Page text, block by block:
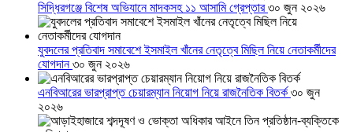
সিদ্ধিরগঞ্জে বিশেষ অভিযানে মাদকসহ ১১ আসামি গ্রেপ্তার৩০ জুন ২০২৬
যুবদলের প্রতিবাদ সমাবেশে ইসমাইল খাঁনের নেতৃত্বে মিছিল নিয়ে নেতাকর্মীদের
যোগদান৩০ জুন ২০২৬
এনবিআরের ভারপ্রাপ্ত চেয়ারম্যান নিয়োগ নিয়ে রাজনৈতিক বিতর্ক ৩০ জুন
২০২৬